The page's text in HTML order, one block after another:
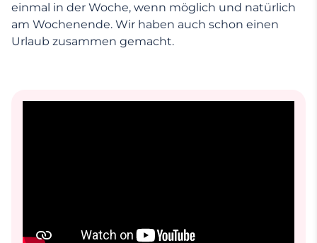
einmal in der Woche, wenn möglich und natürlich
am Wochenende. Wir haben auch schon einen
Urlaub zusammen gemacht.